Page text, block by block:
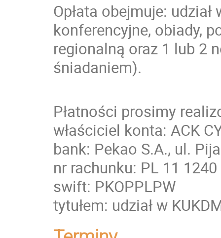
Opłata obejmuje:
konferencyjne, obiady,
regionalną oraz 1 lub 2
śniadaniem).
Płatności prosimy
właściciel konta: ACK
bank: Pekao S.A., ul.
nr rachunku: PL 11
swift: PKOPPLPW
tytułem: udział w